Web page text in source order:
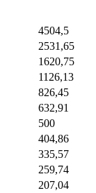
4504,5
2531,65
1620,75
1126,13
826,45
632,91
500
404,86
335,57
259,74
207,04